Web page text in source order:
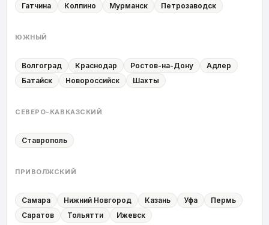
Гатчина
Колпино Мурманск Петрозаводск
ЮЖНЫЙ
Волгоград Краснодар Ростов-на-Дону
Адлер
Батайск
Новороссийск Шахты
СЕВЕРО-КАВКАЗСКИЙ
Ставрополь
ПРИВОЛЖСКИЙ
Самара Нижний Новгород Казань Уфа
Пермь
Саратов
Тольятти Ижевск